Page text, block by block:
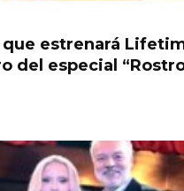
que estrenará
del especial